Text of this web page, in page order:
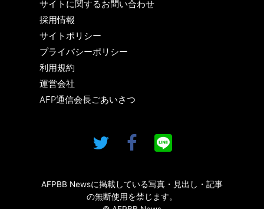
サイトに関するお問い合わせ
採用情報
サイトポリシー
プライバシーポリシー
利用規約
運営会社
AFP通信会長ごあいさつ
AFPBB Newsに掲載している写真・見出し・記事
の無断使用を禁じます。